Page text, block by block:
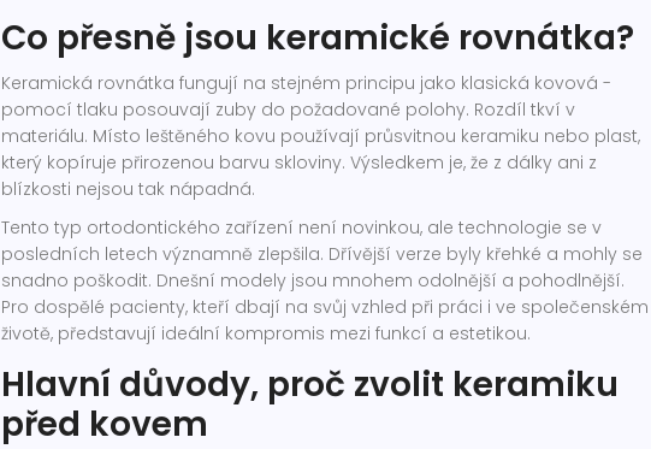
Co přesně jsou keramické rovnátka?
Keramická rovnátka fungují na stejném principu jako klasická kovová -
pomocí tlaku posouvají zuby do požadované polohy. Rozdíl tkví v
materiálu. Místo leštěného kovu používají průsvitnou keramiku nebo plast,
který kopíruje přirozenou barvu skloviny. Výsledkem je, že z dálky ani z
blízkosti nejsou tak nápadná.
Tento typ ortodontického zařízení není novinkou, ale technologie se v
posledních letech významně zlepšila. Dřívější verze byly křehké a mohly se
snadno poškodit. Dnešní modely jsou mnohem odolnější a pohodlnější.
Pro dospělé pacienty, kteří dbají na svůj vzhled při práci i ve společenském
životě, představují ideální kompromis mezi funkcí a estetikou.
Hlavní důvody, proč zvolit keramiku
před kovem